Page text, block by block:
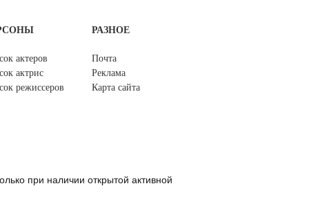
актеров
актрис
режиссеров
РАЗНОЕ
Почта
Реклама
Карта сайта
при наличии открытой активной